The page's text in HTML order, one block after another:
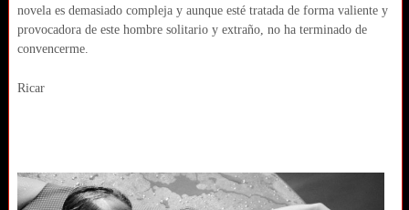
novela es demasiado compleja y aunque esté tratada de forma valiente y
provocadora de este hombre solitario y extraño, no ha terminado de
convencerme.
Ricar